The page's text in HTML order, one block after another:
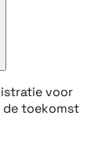
voor
de toekomst